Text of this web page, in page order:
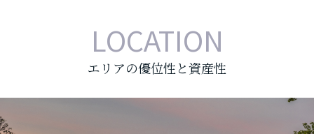
LOCATION
エリアの優位性と資産性